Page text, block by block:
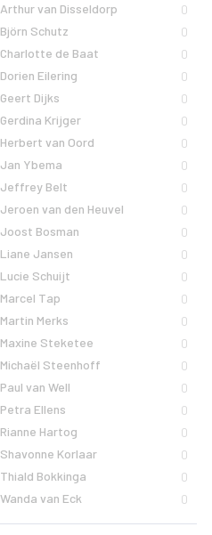
Arthur van Disseldorp 0
Björn Schutz 0
Charlotte de Baat 0
Dorien Eilering 0
Geert Dijks 0
Gerdina Krijger 0
Herbert van Oord 0
Jan Ybema 0
Jeffrey Belt 0
Jeroen van den Heuvel 0
Joost Bosman 0
Liane Jansen 0
Lucie Schuijt 0
Marcel Tap 0
Martin Merks 0
Maxine Steketee 0
Michaël Steenhoff 0
Paul van Well 0
Petra Ellens 0
Rianne Hartog 0
Shavonne Korlaar 0
Thiald Bokkinga 0
Wanda van Eck 0